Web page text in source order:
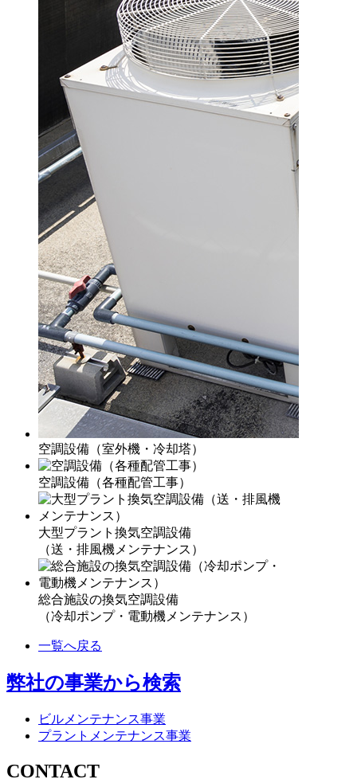
空調設備（室外機・冷却塔）
空調設備（各種配管工事）
大型プラント換気空調設備
（送・排風機メンテナンス）
総合施設の換気空調設備
（冷却ポンプ・電動機メンテナンス）
一覧へ戻る
弊社の事業から検索
ビルメンテナンス事業
プラントメンテナンス事業
CONTACT